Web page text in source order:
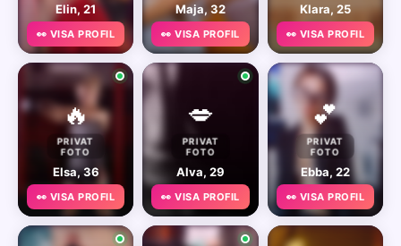
Elin, 21
👀 VISA PROFIL
Maja, 32
👀 VISA PROFIL
Klara, 25
👀 VISA PROFIL
🔥
PRIVAT
FOTO
Elsa, 36
👀 VISA PROFIL
💋
PRIVAT
FOTO
Alva, 29
👀 VISA PROFIL
💕
PRIVAT
FOTO
Ebba, 22
👀 VISA PROFIL